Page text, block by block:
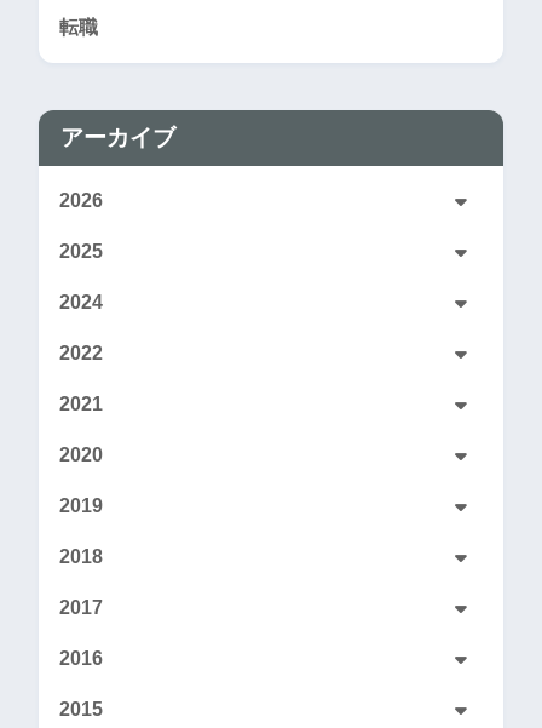
転職
アーカイブ
2026
2025
2024
2022
2021
2020
2019
2018
2017
2016
2015